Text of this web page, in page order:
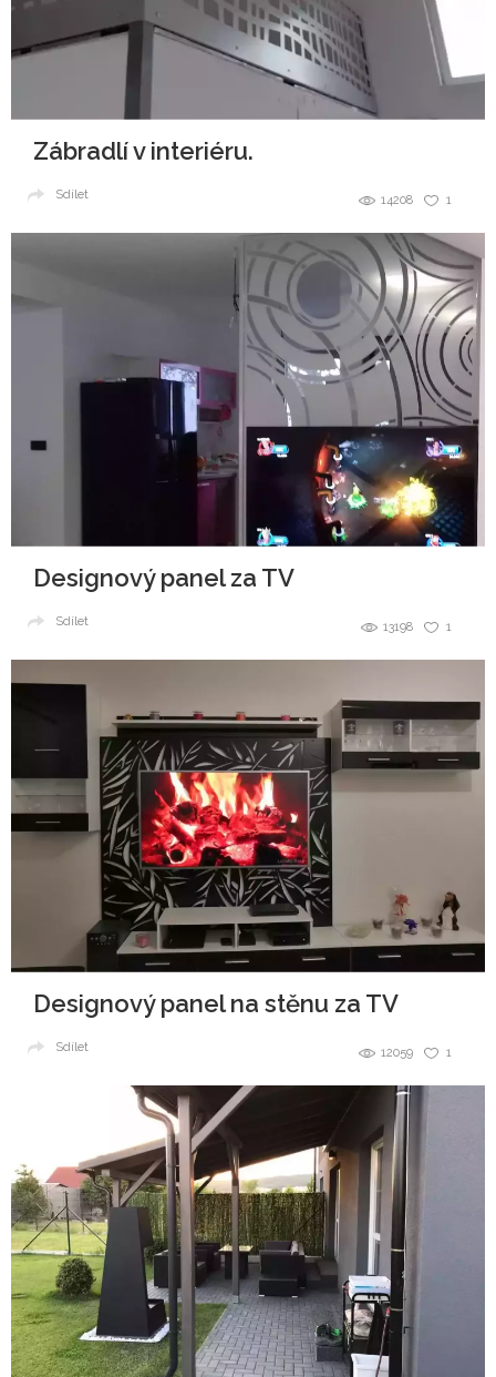
Zábradlí v interiéru.
1
14208
Sdílet
Designový panel za TV
1
13198
Sdílet
Designový panel na stěnu za TV
1
12059
Sdílet